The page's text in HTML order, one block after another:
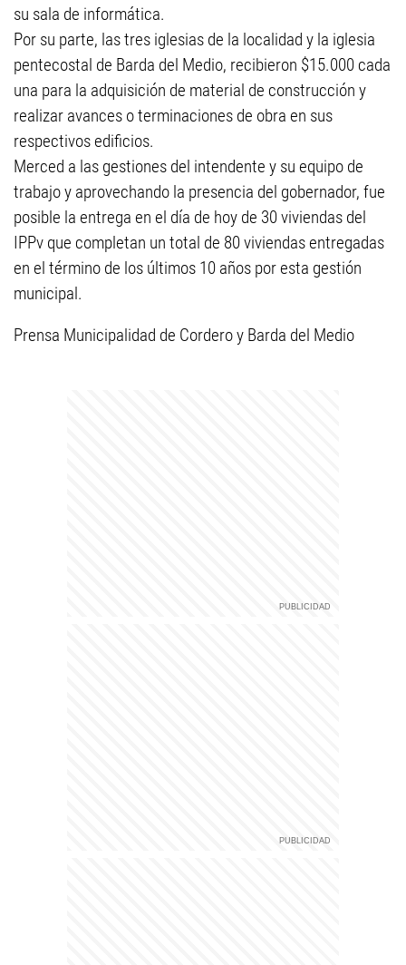
su sala de informática.
Por su parte, las tres iglesias de la localidad y la iglesia
pentecostal de Barda del Medio, recibieron $15.000 cada
una para la adquisición de material de construcción y
realizar avances o terminaciones de obra en sus
respectivos edificios.
Merced a las gestiones del intendente y su equipo de
trabajo y aprovechando la presencia del gobernador, fue
posible la entrega en el día de hoy de 30 viviendas del
IPPv que completan un total de 80 viviendas entregadas
en el término de los últimos 10 años por esta gestión
municipal.
Prensa Municipalidad de Cordero y Barda del Medio